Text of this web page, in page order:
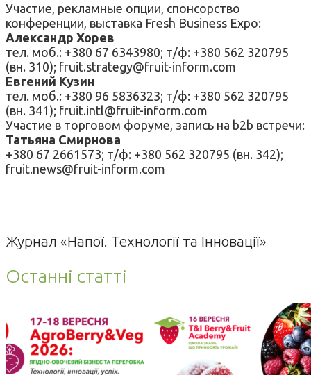
Участие, рекламные опции, спонсорство
конференции, выставка Fresh Business Expo:
Александр Хорев
тел. моб.: +380 67 6343980; т/ф: +380 562 320795
(вн. 310); fruit.strategy@fruit-inform.com
Евгений Кузин
тел. моб.: +380 96 5836323; т/ф: +380 562 320795
(вн. 341); fruit.intl@fruit-inform.com
Участие в торговом форуме, запись на b2b встречи:
Татьяна Смирнова
+380 67 2661573; т/ф: +380 562 320795 (вн. 342);
fruit.news@fruit-inform.com
Журнал «Напої. Технології та Інновації»
Останні статті